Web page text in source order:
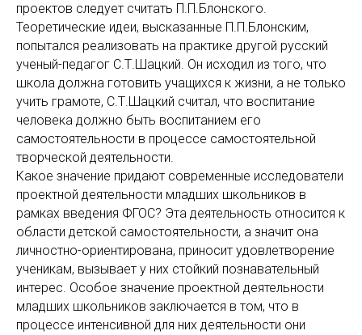
проектов следует считать П.П.Блонского.
Теоретические идеи, высказанные П.П.Блонским,
попытался реализовать на практике другой русский
ученый-педагог С.Т.Шацкий. Он исходил из того, что
школа должна готовить учащихся к жизни, а не только
учить грамоте, С.Т.Шацкий считал, что воспитание
человека должно быть воспитанием его
самостоятельности в процессе самостоятельной
творческой деятельности.
Какое значение придают современные исследователи
проектной деятельности младших школьников в
рамках введения ФГОС? Эта деятельность относится к
области детской самостоятельности, а значит она
личностно-ориентирована, приносит удовлетворение
ученикам, вызывает у них стойкий познавательный
интерес. Особое значение проектной деятельности
младших школьников заключается в том, что в
процессе интенсивной для них деятельности они